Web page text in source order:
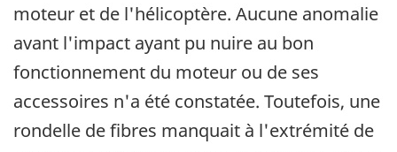
moteur et de l'hélicoptère. Aucune anomalie
avant l'impact ayant pu nuire au bon
fonctionnement du moteur ou de ses
accessoires n'a été constatée. Toutefois, une
rondelle de fibres manquait à l'extrémité de